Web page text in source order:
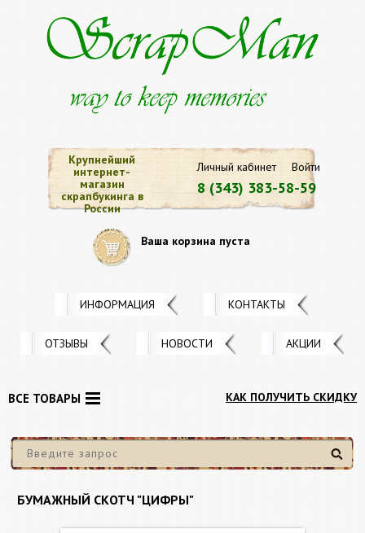
Личный кабинет Войти
8 (343) 383-58-59
Крупнейший
интернет-
магазин
скрапбукинга в
России
Ваша корзина пуста
ИНФОРМАЦИЯ КОНТАКТЫ
ОТЗЫВЫ НОВОСТИ АКЦИИ
КАК ПОЛУЧИТЬ СКИДКУ
Найти
ВСЕ ТОВАРЫ
БУМАЖНЫЙ СКОТЧ "ЦИФРЫ"